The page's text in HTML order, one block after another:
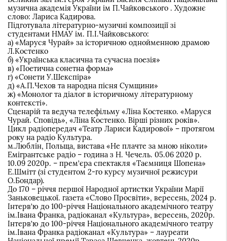
музична академія України ім П.Чайковського . Художнє
слово: Лариса Кадирова.
Підготувала літературно-музичні композиції зі
студентами НМАУ ім. П.І.Чайковського:
а) «Маруся Чурай» за історичною однойменною драмою
Л.Костенко
б) «Українська класична та сучасна поезія»
в) «Поетична сонетна форма»
г) «Сонети У.Шекспіра»
д) «А.П.Чехов та народна пісня Сумщини»
ж) «Монолог та діалог в історичному літературному
контексті».
Сценарій та ведуча телефільму «Ліна Костенко. «Маруся
Чурай. Сповідь», «Ліна Костенко. Вірші різних років».
Цикл радіопередач «Театр Лариси Кадирової» – протягом
року на радіо Культура.
м.Люблін, Польща, вистава «Не плачте за мною ніколи»
Емігрантське радіо – година з Н. Чечель. 05.06 2020 р.
10.09 2020р. – прем’єра спектакля «Таємниця Шопена»
Е.Шмітт (зі студентом 2-го курсу музичної режисури
О.Бондар).
До 170 – річчя першої Народної артистки України Марії
Заньковецької. газета «Слово Просвіти», вересень, 2024 р.
Інтерв’ю до 100-річчя Національного академічного театру
ім.Івана Франка, радіоканал «Культура», вересень, 2020р.
Інтерв’ю до 100-річчя Національного академічного театру
ім.Івана Франка радіоканал «Культура» – лауреати